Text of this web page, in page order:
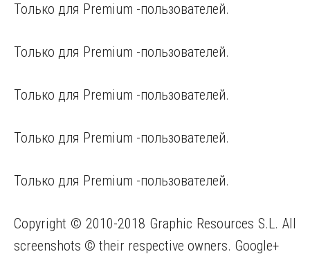
Только для Premium -пользователей.
Только для Premium -пользователей.
Только для Premium -пользователей.
Только для Premium -пользователей.
Только для Premium -пользователей.
Copyright © 2010-2018 Graphic Resources S.L. All
screenshots © their respective owners. Google+